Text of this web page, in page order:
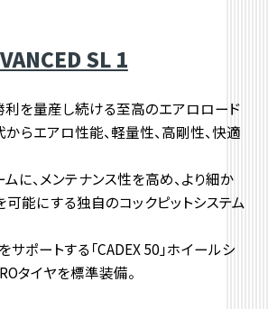
SL 1
利を量産し続ける至高のエアロロード
からエアロ性能、軽量性、高剛性、快適
に、メンテナンス性を高め、より細か
能にする独自のコックピットシステム
ポートする「CADEX 50」ホイールシ
タイヤを標準装備。